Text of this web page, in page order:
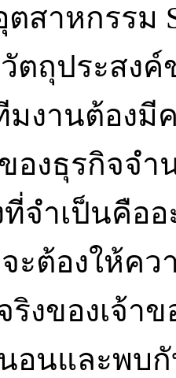
สาหกรรม
ตถุประสงค์
งานต้องมี
องธุรกิจจำ
ที่จำเป็นคือ
ะต้องให้ค
งของเจ้า
อนและพบกั